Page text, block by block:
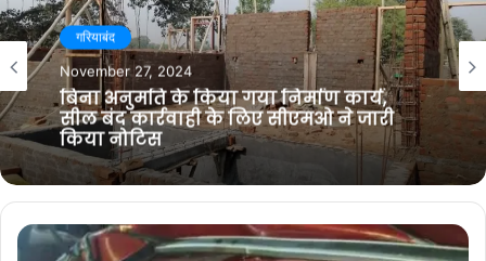
i
t
b
o
o
k
e
g
r
a
m
गरियाबंद
November 27, 2024
बिना अनुमति के किया गया निर्माण कार्य,
छत्तीसगढ़
October 13, 2024
दर्दनाक सड़क हादसा: ट्रैक्टर पलटने से तीन
लोगों की मौत, 8 लोग घायल